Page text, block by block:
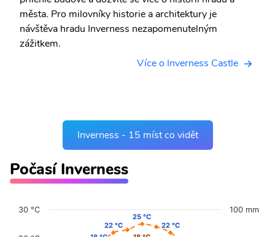
města. Pro milovníky historie a architektury je
návštěva hradu Inverness nezapomenutelným
zážitkem.
Více o Inverness Castle
Inverness - 15 míst co vidět
Počasí Inverness
22 °C
22 °C
25 °C
25 °C
22 °C
22 °C
30 °C 100 mm